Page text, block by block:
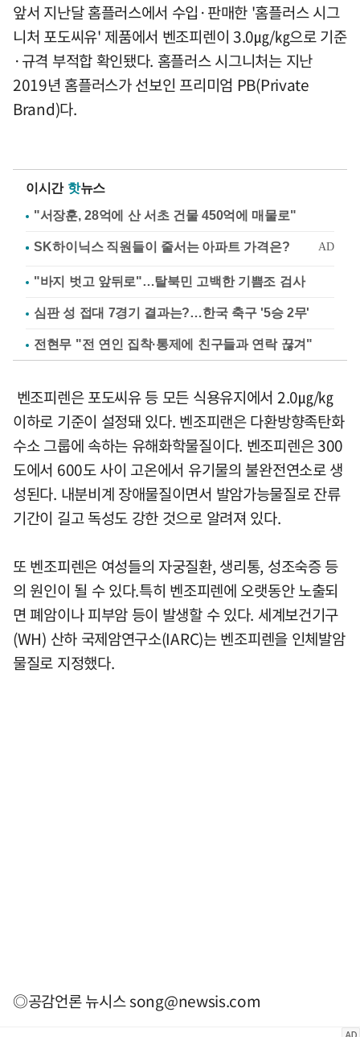
앞서 지난달 홈플러스에서 수입·판매한 '홈플러스 시그
니처 포도씨유' 제품에서 벤조피렌이 3.0㎍/㎏으로 기준
·규격 부적합 확인됐다. 홈플러스 시그니처는 지난
2019년 홈플러스가 선보인 프리미엄 PB(Private
Brand)다.
이시간 핫뉴스
"서장훈, 28억에 산 서초 건물 450억에 매물로"
"바지 벗고 앞뒤로"…탈북민 고백한 기쁨조 검사
심판 성 접대 7경기 결과는?…한국 축구 '5승 2무'
전현무 "전 연인 집착·통제에 친구들과 연락 끊겨"
벤조피렌은 포도씨유 등 모든 식용유지에서 2.0㎍/㎏
이하로 기준이 설정돼 있다. 벤조피랜은 다환방향족탄화
수소 그룹에 속하는 유해화학물질이다. 벤조피렌은 300
도에서 600도 사이 고온에서 유기물의 불완전연소로 생
성된다. 내분비계 장애물질이면서 발암가능물질로 잔류
기간이 길고 독성도 강한 것으로 알려져 있다.
또 벤조피렌은 여성들의 자궁질환, 생리통, 성조숙증 등
의 원인이 될 수 있다.특히 벤조피렌에 오랫동안 노출되
면 폐암이나 피부암 등이 발생할 수 있다. 세계보건기구
(WH) 산하 국제암연구소(IARC)는 벤조피렌을 인체발암
물질로 지정했다.
◎공감언론 뉴시스song@newsis.com